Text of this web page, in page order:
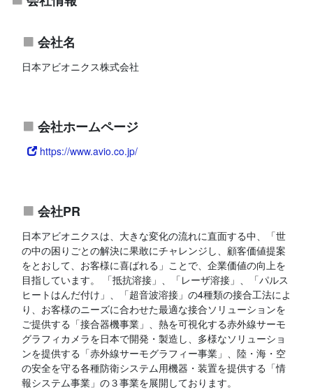
会社名
日本アビオニクス株式会社
会社ホームページ
https://www.avio.co.jp/
会社PR
日本アビオニクスは、大きな変化の流れに直面する中、「世
の中の困りごとの解決に果敢にチャレンジし、顧客価値提案
をとおして、お客様に喜ばれる」ことで、企業価値の向上を
目指しています。 「抵抗溶接」、「レーザ溶接」、「パルス
ヒートはんだ付け」、「超音波溶接」の4種類の接合工法によ
り、お客様のニーズに合わせた最適な接合ソリューションを
ご提供する「接合器機事業」、熱を可視化する赤外線サーモ
グラフィカメラを日本で開発・製造し、多様なソリューショ
ンを提供する「赤外線サーモグラフィー事業」、陸・海・空
の安全を守る各種防衛システム用機器・装置を提供する「情
報システム事業」の３事業を展開しております。